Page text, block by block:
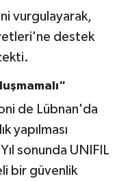
vurgulayarak,
destek
de Lübnan'da
yapılması
sonunda UNIFIL
bir güvenlik